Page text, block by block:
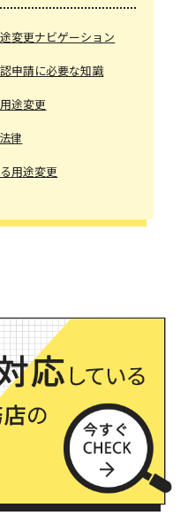
変更ナビゲーション
申請に必要な知識
途変更
律
用途変更